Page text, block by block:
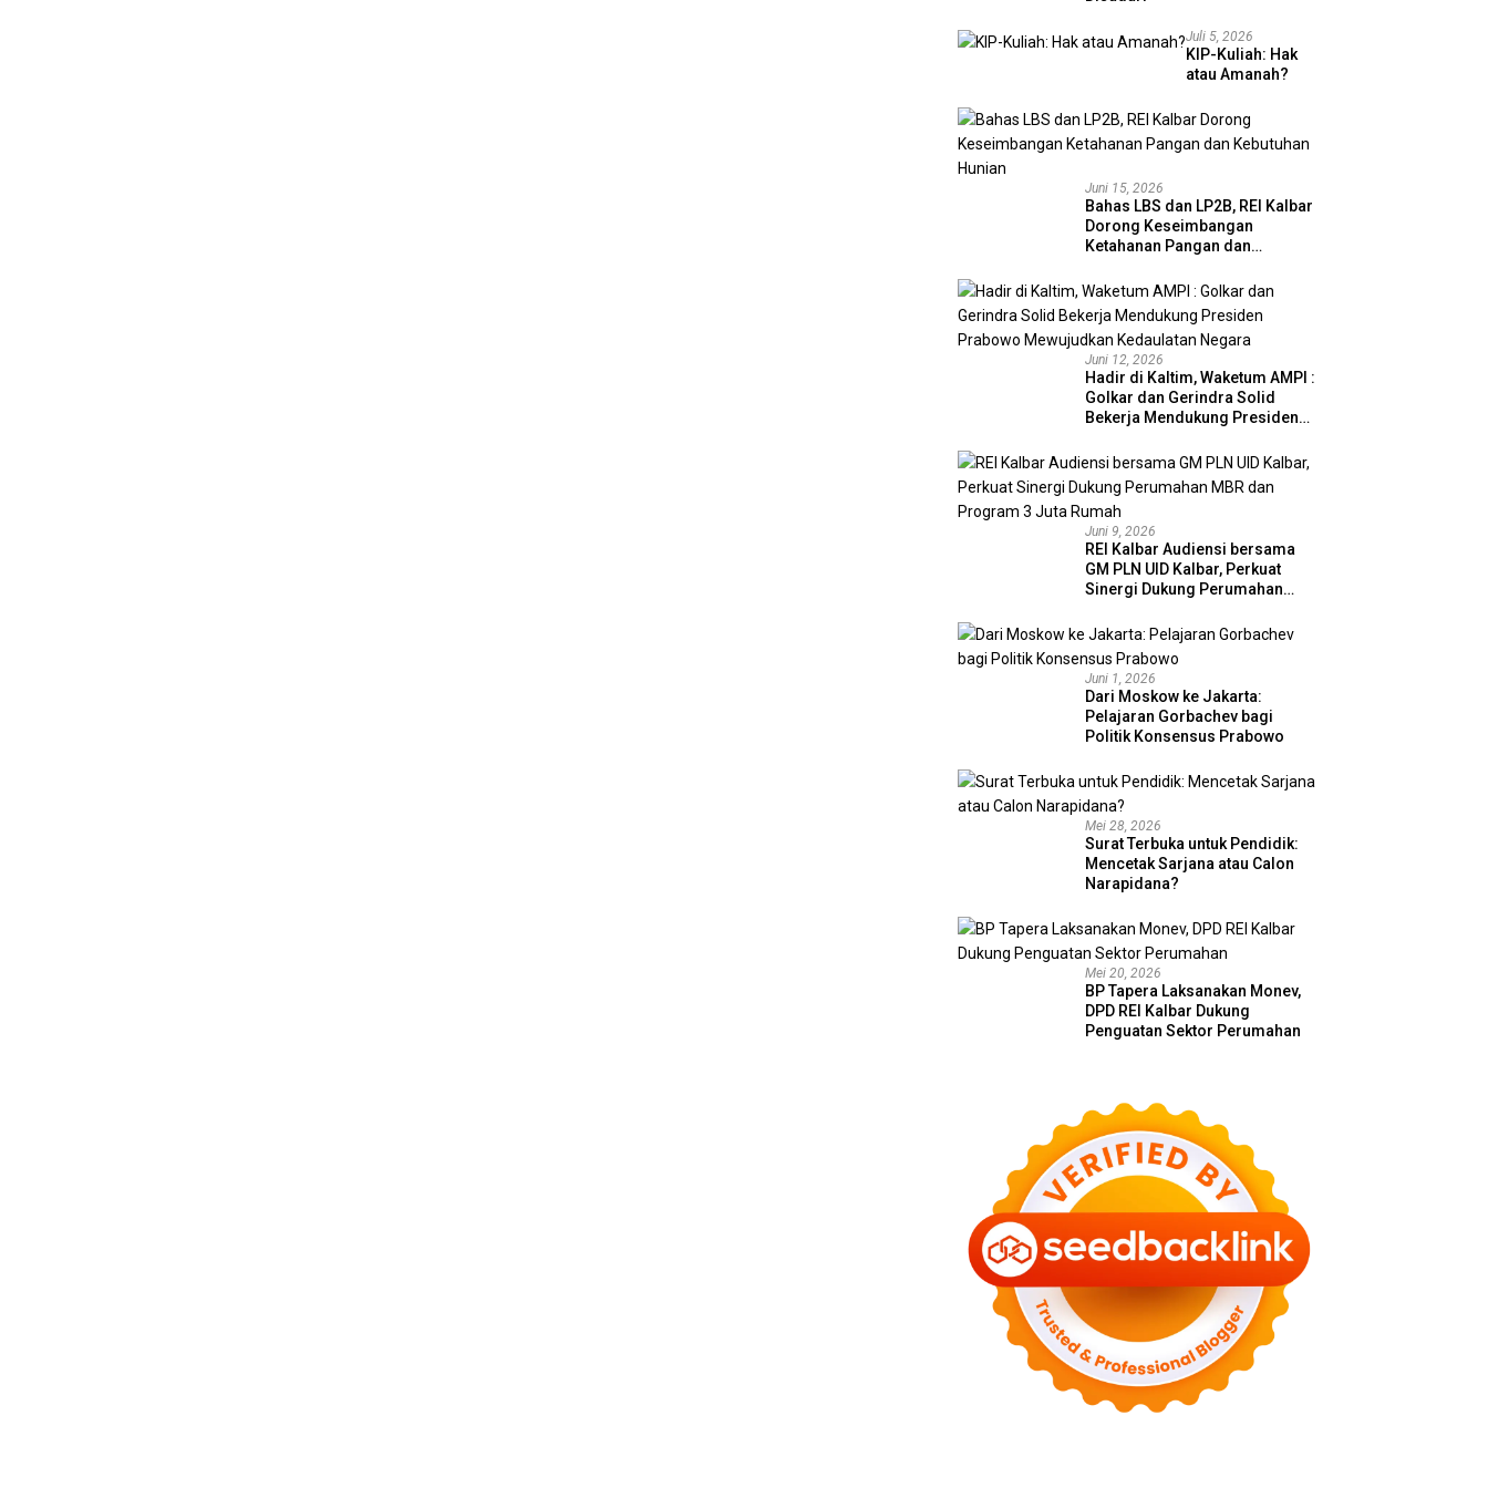
Juli 5, 2026
KIP-Kuliah: Hak
atau Amanah?
Juni 15, 2026
Bahas LBS dan LP2B, REI Kalbar
Dorong Keseimbangan
Ketahanan Pangan dan
Juni 12, 2026
Hadir di Kaltim, Waketum AMPI :
Golkar dan Gerindra Solid
Bekerja Mendukung Presiden
Kedaulatan Negara
Juni 9, 2026
REI Kalbar Audiensi bersama
GM PLN UID Kalbar, Perkuat
Sinergi Dukung Perumahan
Rumah
Juni 1, 2026
Dari Moskow ke Jakarta:
Pelajaran Gorbachev bagi
Politik Konsensus Prabowo
Mei 28, 2026
Surat Terbuka untuk Pendidik:
Mencetak Sarjana atau Calon
Narapidana?
Mei 20, 2026
BP Tapera Laksanakan Monev,
DPD REI Kalbar Dukung
Penguatan Sektor Perumahan